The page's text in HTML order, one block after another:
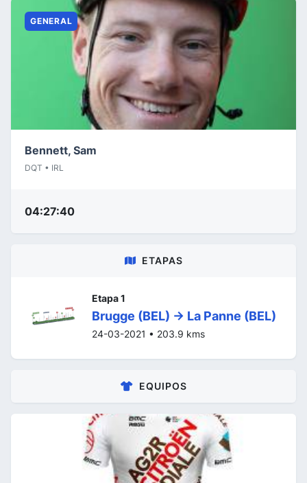
GENERAL
Bennett, Sam
DQT • IRL
04:27:40
ETAPAS
Etapa 1
Brugge (BEL) -> La Panne (BEL)
24-03-2021 • 203.9 kms
EQUIPOS